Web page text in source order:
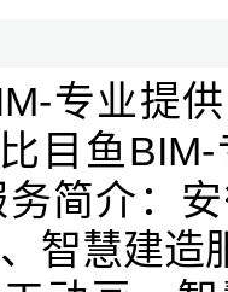
专业提
目鱼
简介：
智慧建造